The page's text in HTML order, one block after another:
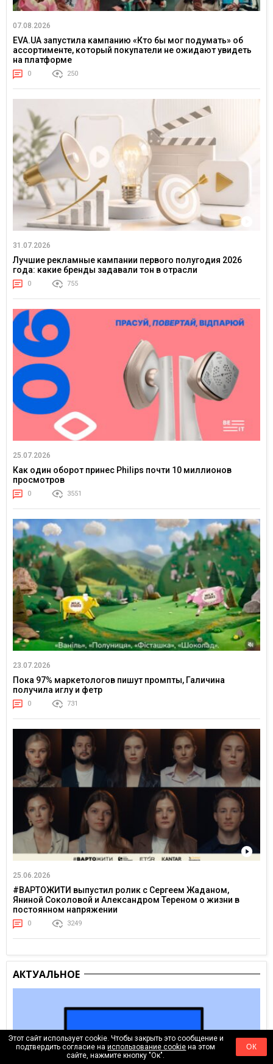
07.08.2026
EVA.UA запустила кампанию «Кто бы мог подумать» об
ассортименте, который покупатели не ожидают увидеть
на платформе
0 250
31.07.2026
Лучшие рекламные кампании первого полугодия 2026
года: какие бренды задавали тон в отрасли
0 755
25.07.2026
Как один оборот принес Philips почти 10 миллионов
просмотров
0 3551
23.07.2026
Пока 97% маркетологов пишут промпты, Галичина
получила иглу и фетр
0 731
25.06.2026
#ВАРТОЖИТИ выпустил ролик с Сергеем Жаданом,
Яниной Соколовой и Александром Тереном о жизни в
постоянном напряжении
0 3249
АКТУАЛЬНОЕ
Этот сайт использует cookie. Чтобы закрыть это сообщение и
подтвердить согласие наиспользование cookie на этом
сайте, нажмите кнопку "Ок".
ОК